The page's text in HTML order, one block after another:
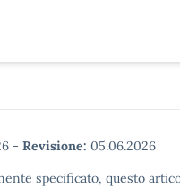
- Revisione: 05.06.2026
specificato, questo